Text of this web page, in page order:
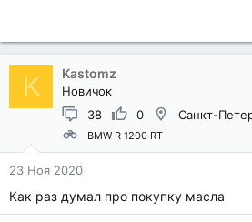
K Kastomz
Новичок
38
0 Санкт-
BMW R 1200 RT
23 Ноя 2020
Как раз думал про покупку масла